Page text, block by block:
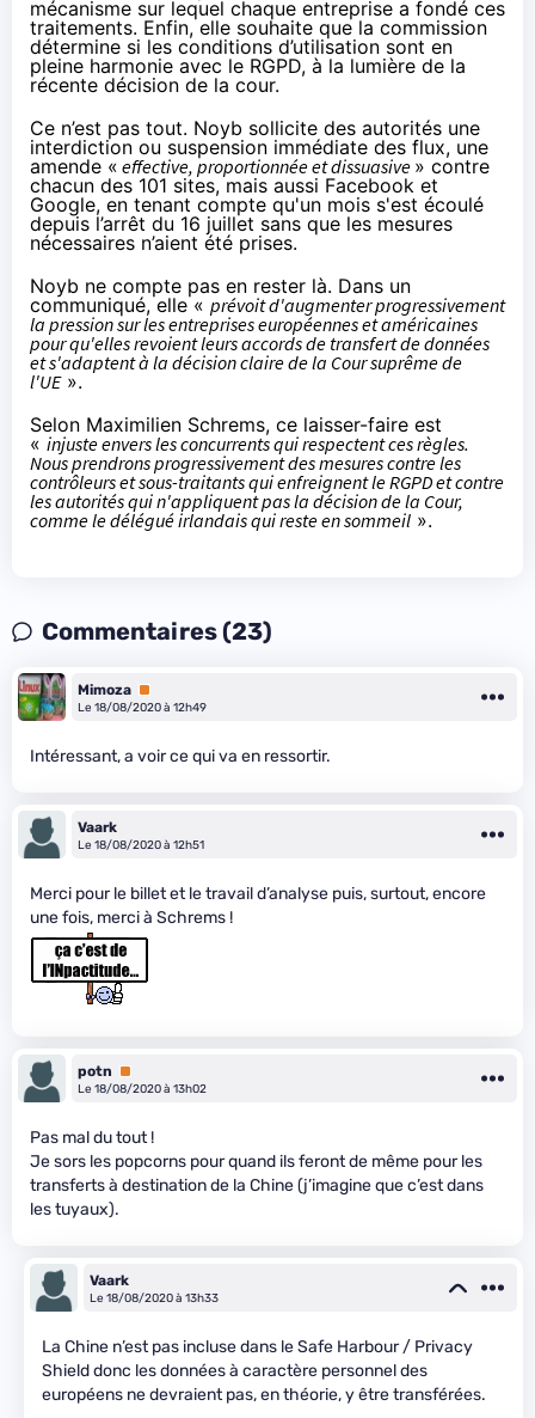
mécanisme sur lequel chaque entreprise a fondé ces
traitements. Enfin, elle souhaite que la commission
détermine si les conditions d’utilisation sont en
pleine harmonie avec le RGPD, à la lumière de la
récente décision de la cour.
Ce n’est pas tout. Noyb sollicite des autorités une
interdiction ou suspension immédiate des flux, une
amende « effective, proportionnée et dissuasive » contre
chacun des 101 sites, mais aussi Facebook et
Google, en tenant compte qu'un mois s'est écoulé
depuis l’arrêt du 16 juillet sans que les mesures
nécessaires n’aient été prises.
Noyb ne compte pas en rester là. Dans un
communiqué, elle « prévoit d'augmenter progressivement
la pression sur les entreprises européennes et américaines
pour qu'elles revoient leurs accords de transfert de données
et s'adaptent à la décision claire de la Cour suprême de
l'UE».
Selon Maximilien Schrems, ce laisser-faire est
« injuste envers les concurrents qui respectent ces règles.
Nous prendrons progressivement des mesures contre les
contrôleurs et sous-traitants qui enfreignent le RGPD et contre
les autorités qui n'appliquent pas la décision de la Cour,
comme le délégué irlandais qui reste en sommeil ».
Commentaires (23)
Mimoza Premium
Le 18/08/2020 à 12h49
Intéressant, a voir ce qui va en ressortir.
Vaark
Le 18/08/2020 à 12h51
Merci pour le billet et le travail d’analyse puis, surtout, encore
une fois, merci à Schrems !
potn
Premium
Le 18/08/2020 à 13h02
Pas mal du tout !
Je sors les popcorns pour quand ils feront de même pour les
transferts à destination de la Chine (j’imagine que c’est dans
les tuyaux).
Vaark
Le 18/08/2020 à 13h33
La Chine n’est pas incluse dans le Safe Harbour / Privacy
Shield donc les données à caractère personnel des
européens ne devraient pas, en théorie, y être transférées.